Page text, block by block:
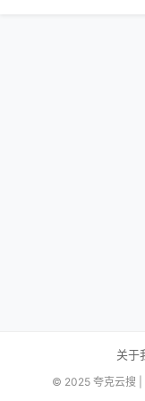
关于
© 2025 夸克云搜 |